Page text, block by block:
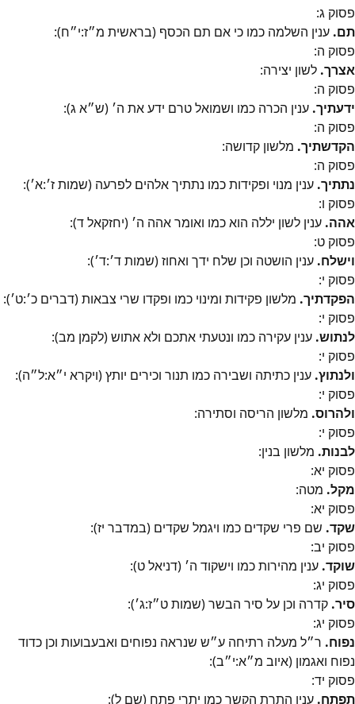
פסוק ג:
תם. ענין השלמה כמו כי אם תם הכסף (בראשית מ״ז:י״ח):
פסוק ה:
אצרך. לשון יצירה:
פסוק ה:
ידעתיך. ענין הכרה כמו ושמואל טרם ידע את ה׳ (ש״א ג):
פסוק ה:
הקדשתיך. מלשון קדושה:
פסוק ה:
נתתיך. ענין מנוי ופקידות כמו נתתיך אלהים לפרעה (שמות ז׳:א׳):
פסוק ו:
אהה. ענין לשון יללה הוא כמו ואומר אהה ה׳ (יחזקאל ד):
פסוק ט:
וישלח. ענין הושטה וכן שלח ידך ואחוז (שמות ד׳:ד׳):
פסוק י:
הפקדתיך. מלשון פקידות ומינוי כמו ופקדו שרי צבאות (דברים כ׳:ט׳):
פסוק י:
לנתוש. ענין עקירה כמו ונטעתי אתכם ולא אתוש (לקמן מב):
פסוק י:
ולנתוץ. ענין כתיתה ושבירה כמו תנור וכירים יותץ (ויקרא י״א:ל״ה):
פסוק י:
ולהרוס. מלשון הריסה וסתירה:
פסוק י:
לבנות. מלשון בנין:
פסוק יא:
מקל. מטה:
פסוק יא:
שקד. שם פרי שקדים כמו ויגמל שקדים (במדבר יז):
פסוק יב:
שוקד. ענין מהירות כמו וישקוד ה׳ (דניאל ט):
פסוק יג:
סיר. קדרה וכן על סיר הבשר (שמות ט״ז:ג׳):
פסוק יג:
נפוח. ר״ל מעלה רתיחה ע״ש שנראה נפוחים ואבעבועות וכן כדוד
נפוח ואגמון (איוב מ״א:י״ב):
פסוק יד:
תפתח. ענין התרת הקשר כמו יתרי פתח (שם ל):